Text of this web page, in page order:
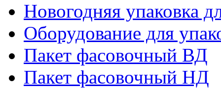
Новогодняя упаковка
Оборудование для
Пакет фасовочный ВД
Пакет фасовочный НД